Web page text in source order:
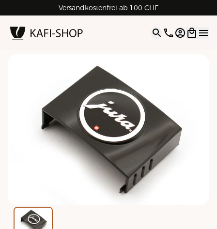
Versandkostenfrei ab 100 CHF
4.9| 5.0 Google
Open